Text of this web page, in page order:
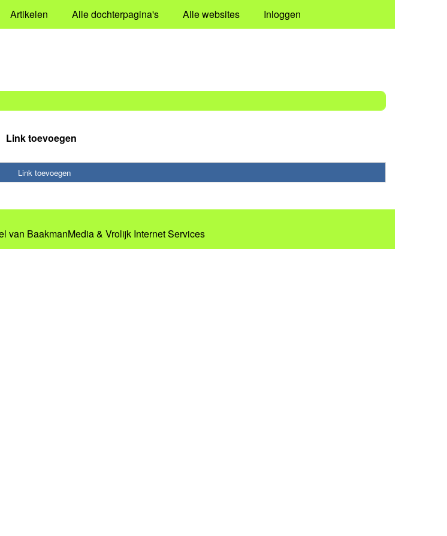
Artikelen Alle dochterpagina's Alle websites Inloggen
Link toevoegen
Link toevoegen
van BaakmanMedia& Vrolijk Internet Services